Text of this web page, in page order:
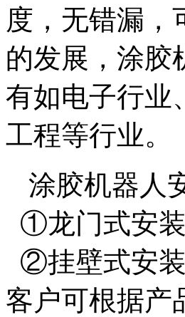
度，无错漏，
的发展，涂胶
有如电子行业
工程等行业。
涂胶机器人
①龙门式安装
②挂壁式安装
客户可根据产